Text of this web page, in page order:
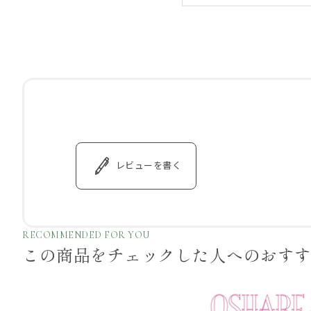
レビューを書く
RECOMMENDED FOR YOU
この商品をチェックした 人へのおす